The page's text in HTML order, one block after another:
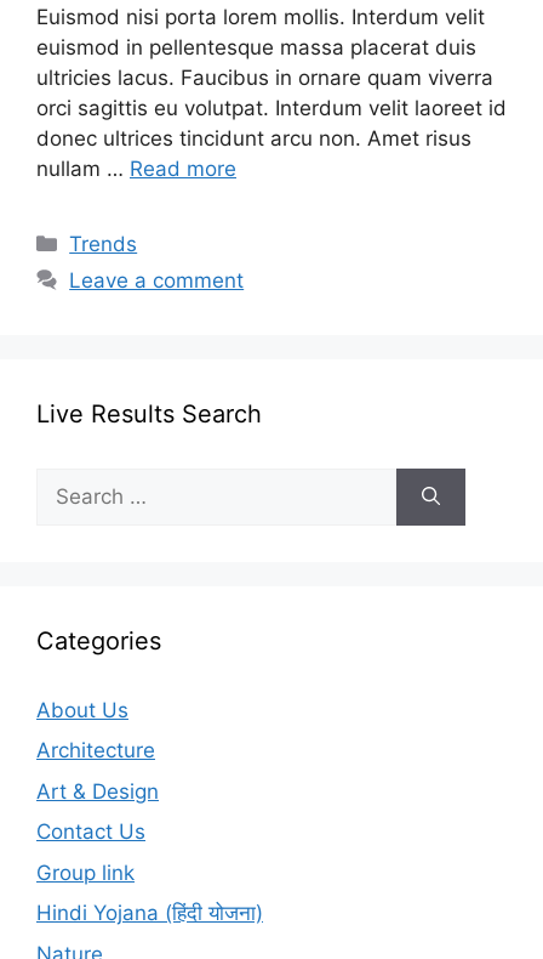
Euismod nisi porta lorem mollis. Interdum velit
euismod in pellentesque massa placerat duis
ultricies lacus. Faucibus in ornare quam viverra
orci sagittis eu volutpat. Interdum velit laoreet id
donec ultrices tincidunt arcu non. Amet risus
nullam … Read more
Categories
Trends
Leave a comment
Live Results Search
for:
Categories
About Us
Architecture
Art & Design
Contact Us
Group link
Hindi Yojana (हिंदी योजना)
Nature